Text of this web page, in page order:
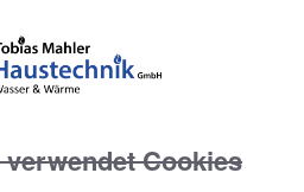
Cookies